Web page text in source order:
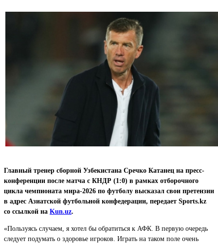
Главный тренер сборной Узбекистана Сречко Катанец на пресс-
конференции после матча с КНДР (1:0) в рамках отборочного
цикла чемпионата мира-2026 по футболу высказал свои претензии
в адрес Азиатской футбольной конфедерации, передает Sports.kz
со ссылкой на Kun.uz.
«Пользуясь случаем, я хотел бы обратиться к АФК. В первую очередь
следует подумать о здоровье игроков. Играть на таком поле очень